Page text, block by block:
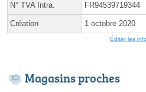
N° TVA Intra. FR94539719344
Création 1 octobre 2020
Éditer les
Magasins proches